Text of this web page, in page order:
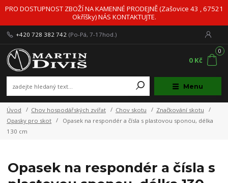
PRO DOSTUPNOST ZBOŽÍ NA KAMENNÉ PRODEJNĚ (Zašovice 43 , 67521
Okříšky) NÁS KONTAKTUJTE.
Menu
+420 728 382 742 (Po-Pá, 7-17hod.)
0
0 Kč
Úvod Chov hospodářských zvířat Chov skotu
Značkování skotu
Opasky pro skot
Opasek na respondér a čísla s plastovou sponou, délka
130 cm
Opasek na respondér a čísla s